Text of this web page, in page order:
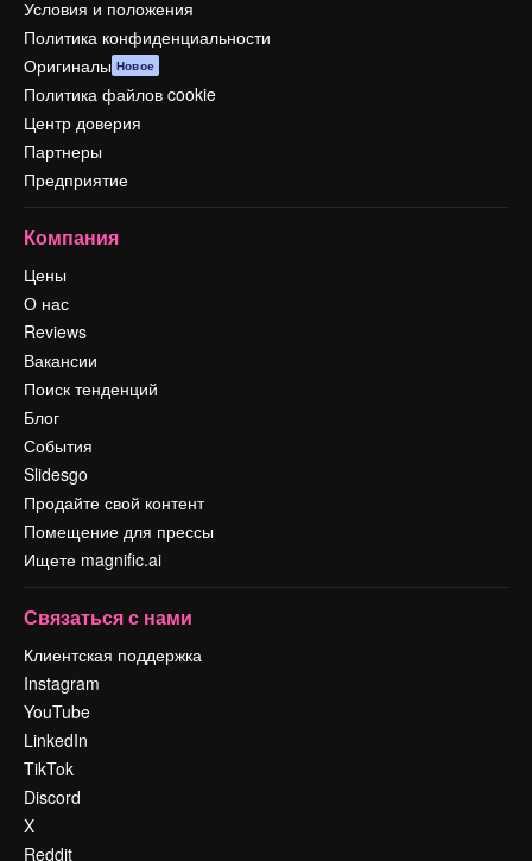
Условия и положения
Политика конфиденциальности
Оригиналы Новое
Политика файлов cookie
Центр доверия
Партнеры
Предприятие
Компания
Цены
О нас
Reviews
Вакансии
Поиск тенденций
Блог
События
Slidesgo
Продайте свой контент
Помещение для прессы
Ищете magnific.ai
Связаться с нами
Клиентская поддержка
Instagram
YouTube
LinkedIn
TikTok
Discord
X
Reddit